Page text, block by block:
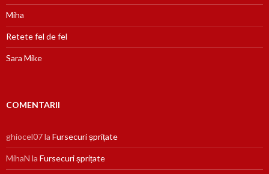
Miha
Retete fel de fel
Sara Mike
COMENTARII
ghiocel07la Fursecuri șprițate
MihaN la Fursecuri șprițate